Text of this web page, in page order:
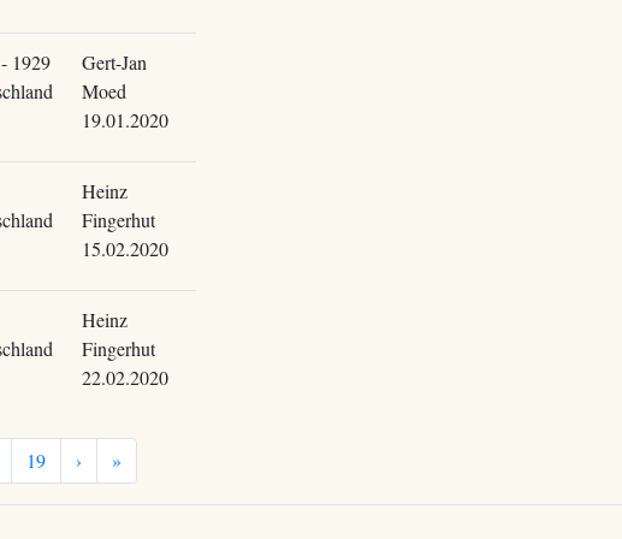
1929
Gert-Jan
Moed
19.01.2020
Heinz
Fingerhut
15.02.2020
Heinz
Fingerhut
22.02.2020
19 › »